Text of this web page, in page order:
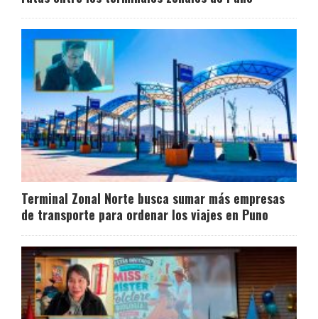
Terminal Zonal Norte busca sumar más empresas
de transporte para ordenar los viajes en Puno